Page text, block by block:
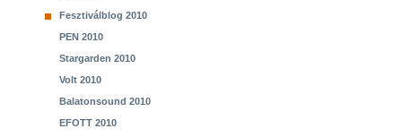
Fesztiválblog 2010
PEN 2010
Stargarden 2010
Volt 2010
Balatonsound 2010
EFOTT 2010